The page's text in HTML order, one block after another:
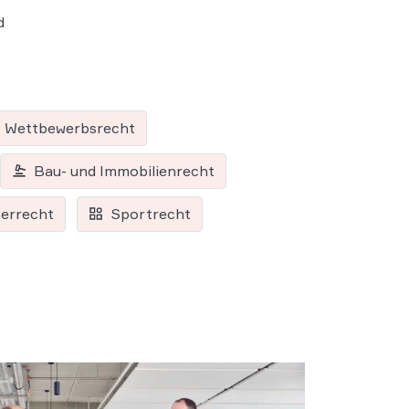
Wettbewerbsrecht
Bau- und Immobilienrecht
Sportrecht